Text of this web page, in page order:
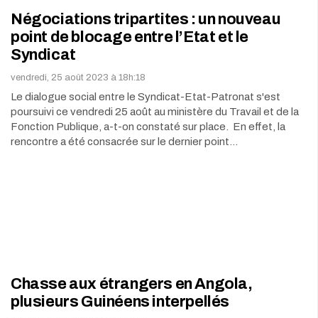
Négociations tripartites : un nouveau
point de blocage entre l’Etat et le
Syndicat
vendredi, 25 août 2023 à 18h:18
Le dialogue social entre le Syndicat-Etat-Patronat s'est
poursuivi ce vendredi 25 août au ministère du Travail et de la
Fonction Publique, a-t-on constaté sur place. En effet, la
rencontre a été consacrée sur le dernier point…
Chasse aux étrangers en Angola,
plusieurs Guinéens interpellés